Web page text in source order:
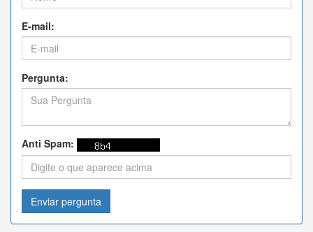
E-mail:
Pergunta:
Anti Spam:
Enviar pergunta